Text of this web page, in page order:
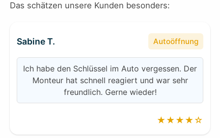
Das schätzen unsere Kunden besonders:
Sabine T. Autoöffnung
Ich habe den Schlüssel im Auto vergessen. Der
Monteur hat schnell reagiert und war sehr
freundlich. Gerne wieder!
★★★★☆